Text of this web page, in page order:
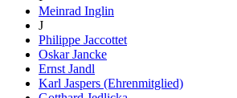
Meinrad Inglin
J
Philippe Jaccottet
Oskar Jancke
Ernst Jandl
Karl Jaspers (Ehrenmitglied)